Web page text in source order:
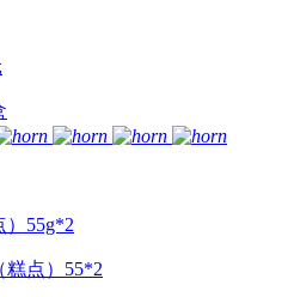
）55g*2
糕点）55*2